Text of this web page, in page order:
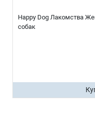
Happy Dog Лакомства
собак